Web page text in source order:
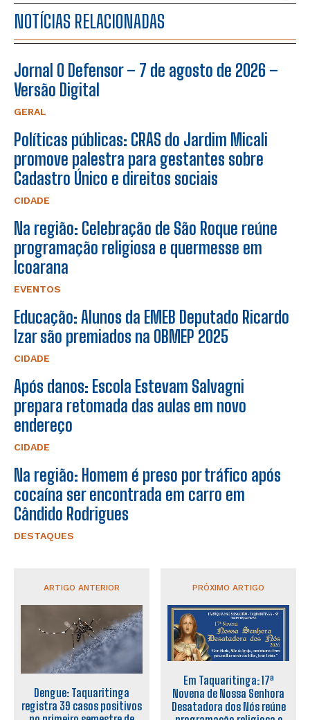
NOTÍCIAS RELACIONADAS
Jornal O Defensor – 7 de agosto de 2026 –
Versão Digital
GERAL
Políticas públicas: CRAS do Jardim Micali
promove palestra para gestantes sobre
Cadastro Único e direitos sociais
CIDADE
Na região: Celebração de São Roque reúne
programação religiosa e quermesse em
Icoarana
EVENTOS
Educação: Alunos da EMEB Deputado Ricardo
Izar são premiados na OBMEP 2025
CIDADE
Após danos: Escola Estevam Salvagni
prepara retomada das aulas em novo
endereço
CIDADE
Na região: Homem é preso por tráfico após
cocaína ser encontrada em carro em
Cândido Rodrigues
DESTAQUES
ARTIGO ANTERIOR
Dengue: Taquaritinga
registra 39 casos positivos
PRÓXIMO ARTIGO
Em Taquaritinga: 17ª
Novena de Nossa Senhora
Desatadora dos Nós reúne